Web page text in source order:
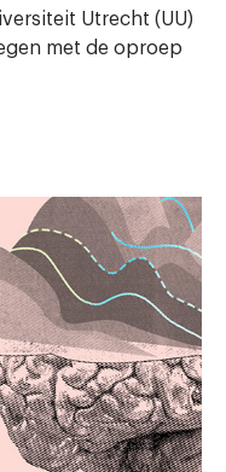
Utrecht (UU)
met de oproep